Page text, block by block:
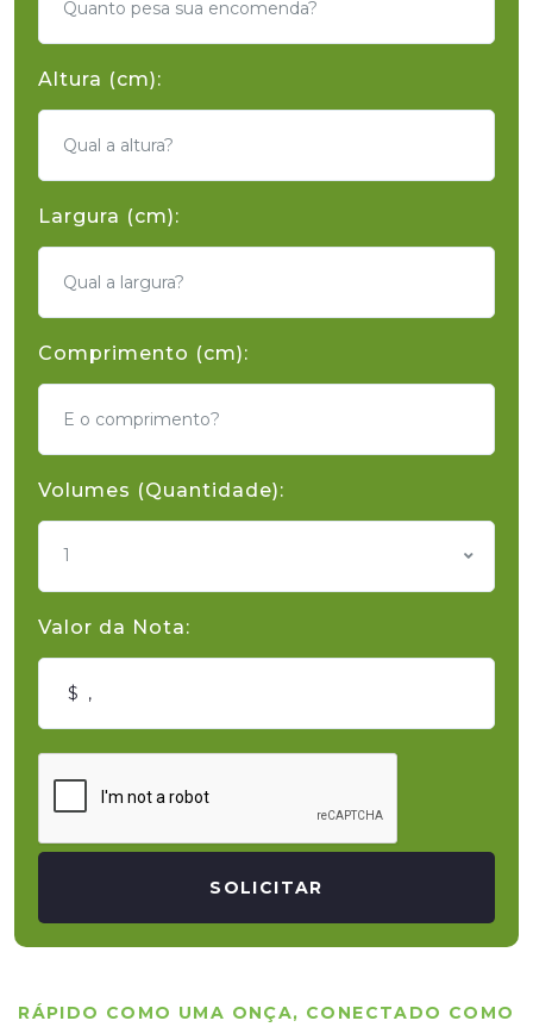
Altura (cm):
Largura (cm):
Comprimento (cm):
Volumes (Quantidade):
1
Valor da Nota:
SOLICITAR
RÁPIDO COMO UMA ONÇA, CONECTADO COMO